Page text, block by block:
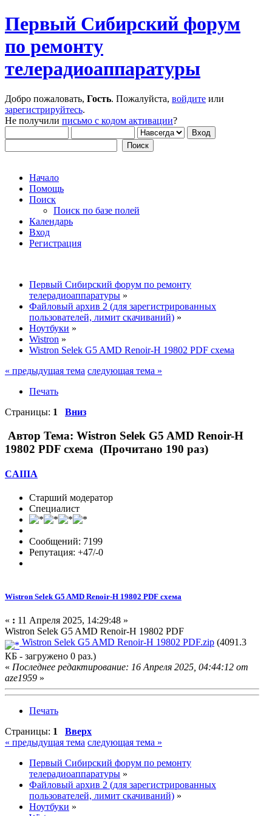
Первый Сибирский форум
по ремонту
телерадиоаппаратуры
Добро пожаловать, Гость. Пожалуйста, войдите или
зарегистрируйтесь.
Не получили письмо с кодом активации?
Начало
Помощь
Поиск
Поиск по базе полей
Календарь
Вход
Регистрация
Первый Сибирский форум по ремонту
телерадиоаппаратуры »
Файловый архив 2 (для зарегистрированных
пользователей, лимит скачиваний) »
Ноутбуки »
Wistron »
Wistron Selek G5 AMD Renoir-H 19802 PDF схема
« предыдущая тема следующая тема »
Печать
Страницы: 1 Вниз
Автор Тема: Wistron Selek G5 AMD Renoir-H
19802 PDF схема (Прочитано 190 раз)
CAIIIA
Старший модератор
Специалист
Сообщений: 7199
Репутация: +47/-0
Wistron Selek G5 AMD Renoir-H 19802 PDF схема
« : 11 Апреля 2025, 14:29:48 »
Wistron Selek G5 AMD Renoir-H 19802 PDF
Wistron Selek G5 AMD Renoir-H 19802 PDF.zip (4091.3
КБ - загружено 0 раз.)
« Последнее редактирование: 16 Апреля 2025, 04:44:12 от
aze1959 »
Печать
Страницы: 1
Вверх
« предыдущая тема следующая тема »
Первый Сибирский форум по ремонту
телерадиоаппаратуры »
Файловый архив 2 (для зарегистрированных
пользователей, лимит скачиваний) »
Ноутбуки »